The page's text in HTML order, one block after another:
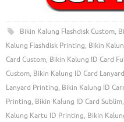
Bikin Kalung Flashdisk Custom,
Kalung Flashdisk Printing, Bikin
Card Custom, Bikin Kalung ID Card
Custom, Bikin Kalung ID Card
Lanyard Printing, Bikin Kalung ID
Printing, Bikin Kalung ID Card Sublim,
Kalung Kartu ID Printing, Bikin